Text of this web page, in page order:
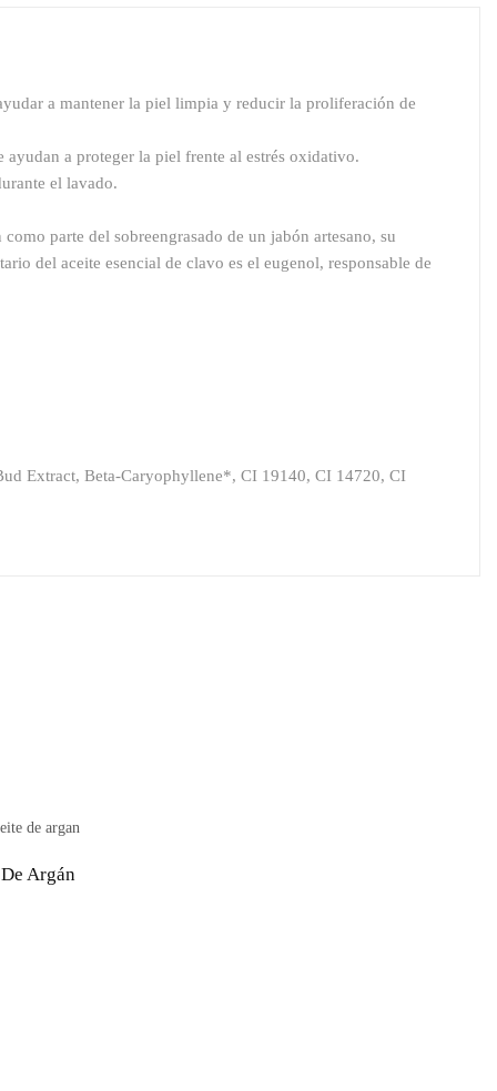
a mantener la piel limpia y reducir la proliferación de
a proteger la piel frente al estrés oxidativo.
el lavado.
parte del sobreengrasado de un jabón artesano, su
del aceite esencial de clavo es el eugenol, responsable de
Extract, Beta-Caryophyllene*, CI 19140, CI 14720, CI
Argán